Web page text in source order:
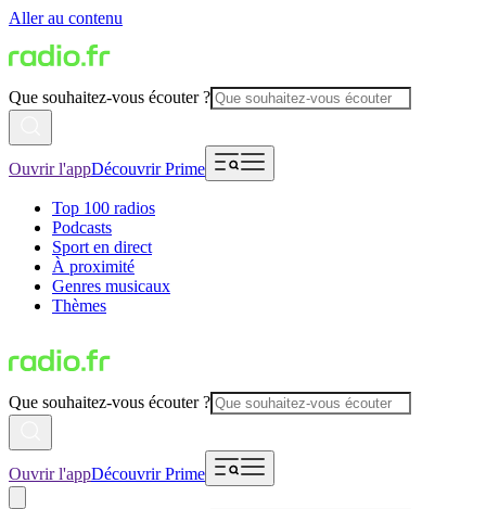
Aller au contenu
Que souhaitez-vous écouter ?
Ouvrir l'appDécouvrir Prime
Top 100 radios
Podcasts
Sport en direct
À proximité
Genres musicaux
Thèmes
Que souhaitez-vous écouter ?
Ouvrir l'appDécouvrir Prime